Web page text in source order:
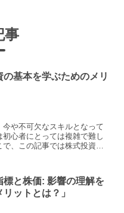
事
の基本を学ぶためのメリ
や不可欠なスキルとなって
心者にとっては複雑で難し
、この記事では株式投資の
標と株価: 影響の理解を
ットとは？」